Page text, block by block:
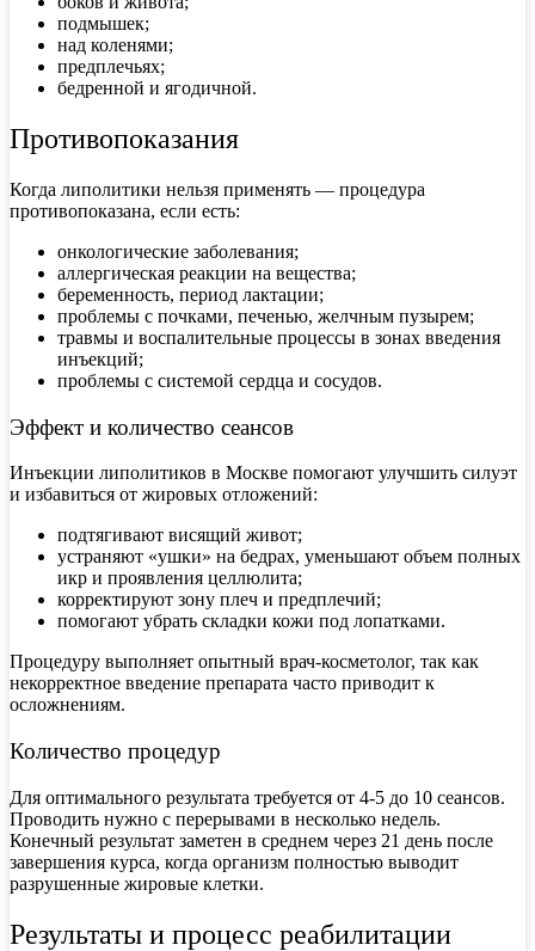
подмышек;
над коленями;
предплечьях;
бедренной и ягодичной.
Противопоказания
Когда липолитики нельзя применять — процедура
противопоказана, если есть:
онкологические заболевания;
аллергическая реакции на вещества;
беременность, период лактации;
проблемы с почками, печенью, желчным пузырем;
травмы и воспалительные процессы в зонах введения
инъекций;
проблемы с системой сердца и сосудов.
Эффект и количество сеансов
Инъекции липолитиков в Москве помогают улучшить силуэт
и избавиться от жировых отложений:
подтягивают висящий живот;
устраняют «ушки» на бедрах, уменьшают объем полных
икр и проявления целлюлита;
корректируют зону плеч и предплечий;
помогают убрать складки кожи под лопатками.
Процедуру выполняет опытный врач-косметолог, так как
некорректное введение препарата часто приводит к
осложнениям.
Количество процедур
Для оптимального результата требуется от 4-5 до 10 сеансов.
Проводить нужно с перерывами в несколько недель.
Конечный результат заметен в среднем через 21 день после
завершения курса, когда организм полностью выводит
разрушенные жировые клетки.
Результаты и процесс реабилитации